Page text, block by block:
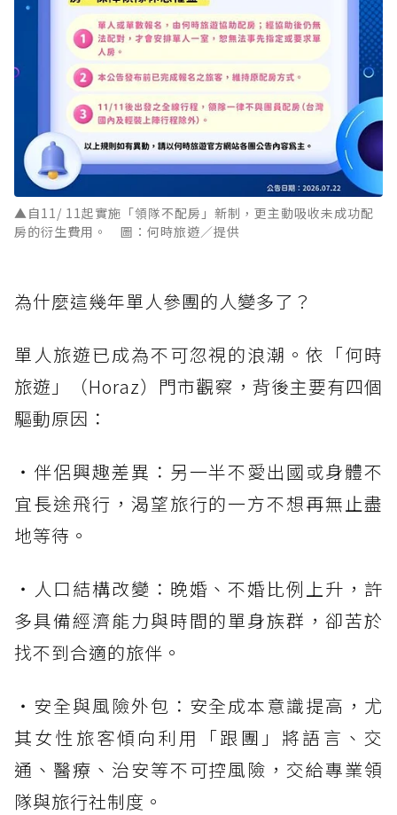
▲自11/ 11起實施「領隊不配房」新制，更主動吸收未成功配
房的衍生費用。 圖：何時旅遊／提供
為什麼這幾年單人參團的人變多了？
單人旅遊已成為不可忽視的浪潮。依「何時
旅遊」（Horaz）門市觀察，背後主要有四個
驅動原因：
・伴侶興趣差異：另一半不愛出國或身體不
宜長途飛行，渴望旅行的一方不想再無止盡
地等待。
・人口結構改變：晚婚、不婚比例上升，許
多具備經濟能力與時間的單身族群，卻苦於
找不到合適的旅伴。
・安全與風險外包：安全成本意識提高，尤
其女性旅客傾向利用「跟團」將語言、交
通、醫療、治安等不可控風險，交給專業領
隊與旅行社制度。